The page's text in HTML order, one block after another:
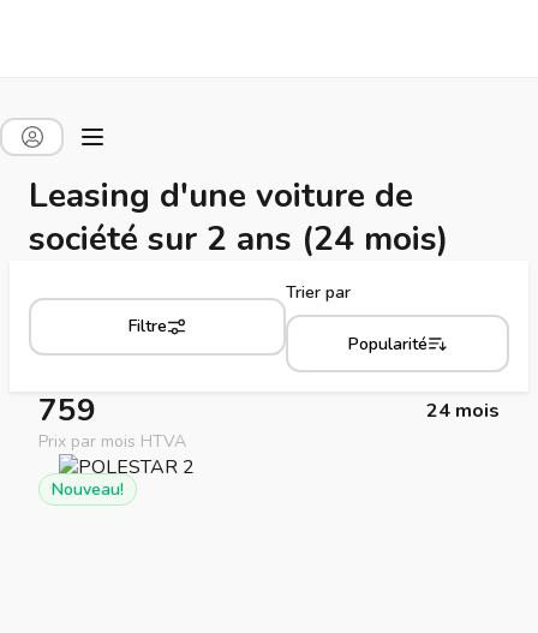
Leasing d'une voiture de
société sur 2 ans (24 mois)
Filtre
Trier par
Popularité
759 24 mois
Prix par mois HTVA
Nouveau!